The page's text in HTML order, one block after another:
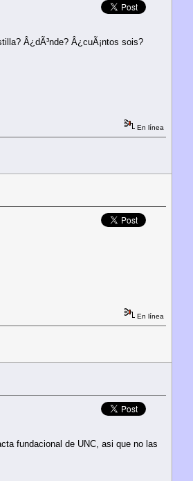
Â¿dÃ³nde? Â¿cuÃ¡ntos sois?
En línea
En línea
fundacional de UNC, asi que no las